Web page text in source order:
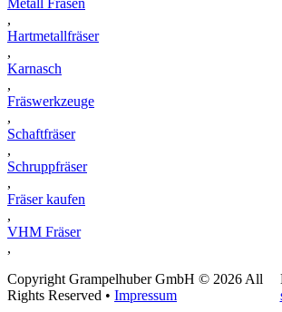
Metall Fräsen
,
Hartmetallfräser
,
Karnasch
,
Fräswerkzeuge
,
Schaftfräser
,
Schruppfräser
,
Fräser kaufen
,
VHM Fräser
,
Copyright Grampelhuber GmbH © 2026 All
Rights Reserved • Impressum